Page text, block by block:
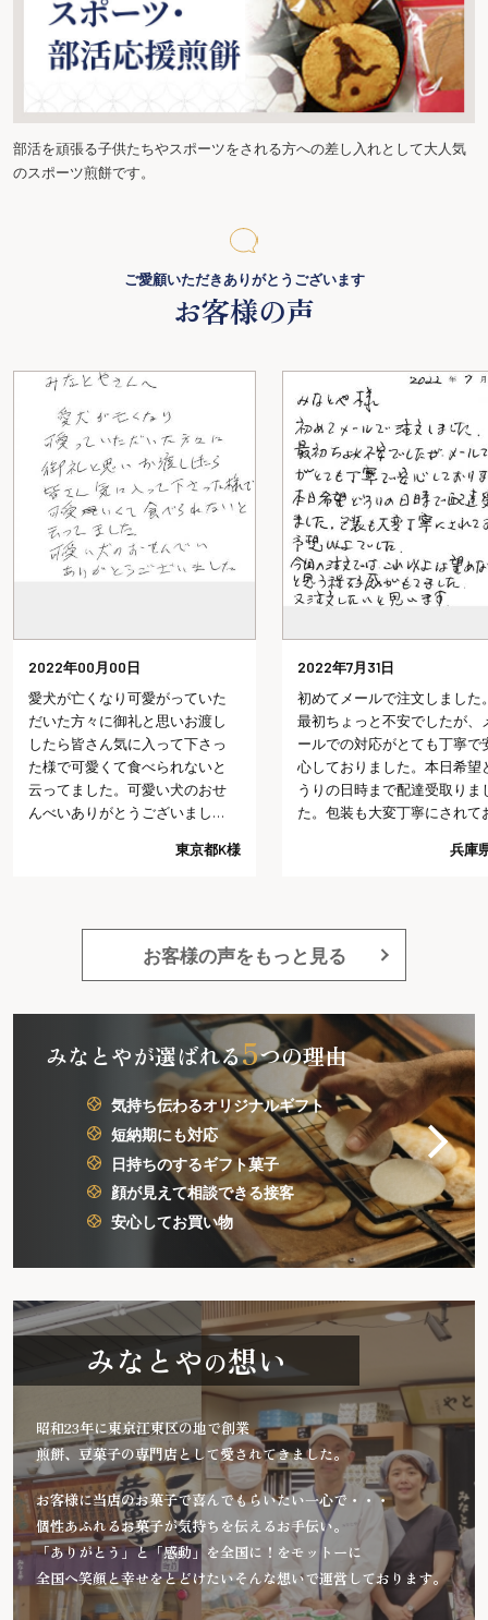
部活を頑張る子供たちやスポーツをされる方への差し入れとして大人気
のスポーツ煎餅です。
ご愛顧いただきありがとうございます
お客様の声
月00日
くなり可愛がっていた
々に御礼と思いお渡し
さん気に入って下さっ
愛くて食べられないと
した。可愛い犬のおせ
りがとうございまし
2022年7月31日
初めてメールで注文しました。
最初ちょっと不安でしたが、メ
ールでの対応がとても丁寧で安
心しておりました。本日希望ど
うりの日時まで配達受取りまし
た。包装も大変丁寧にされてお
では、これ以上は望めないだろ
お客様の声をもっと見る
みなとやが選ばれる5つの理由
気持ち伝わるオリジナルギフト
短納期にも対応
日持ちのするギフト菓子
顔が見えて相談できる接客
安心してお買い物
みなとやの想い
昭和23年に東京江東区の地で創業
煎餅、豆菓子の専門店として愛されてきました。
お客様に当店のお菓子で喜んでもらいたい一心で・・・
個性あふれるお菓子が気持ちを伝えるお手伝い。
「ありがとう」と「感動」を全国に！をモットーに
全国へ笑顔と幸せをとどけたいそんな想いで運営しております。